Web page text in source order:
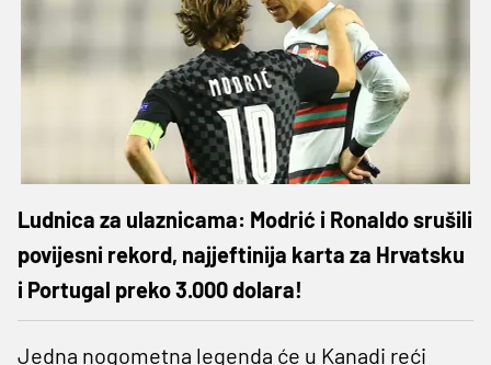
Ludnica za ulaznicama: Modrić i Ronaldo srušili
povijesni rekord, najjeftinija karta za Hrvatsku
i Portugal preko 3.000 dolara!
Jedna nogometna legenda će u Kanadi reći